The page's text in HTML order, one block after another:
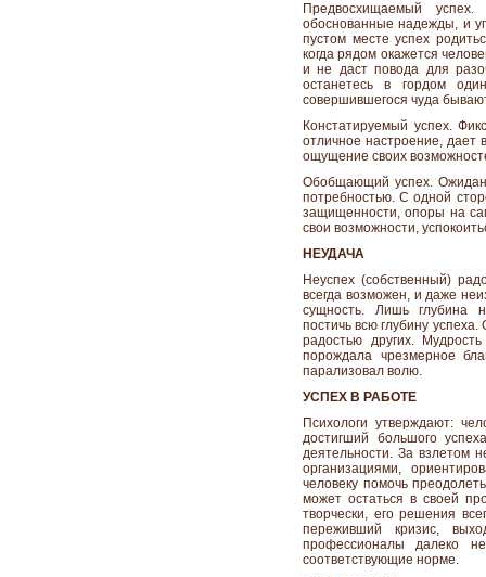
Предвосхищаемый
обоснованные надежды, и
пустом месте успех
когда рядом окажется
и не даст повода для
останетесь в гордом
совершившегося чуда
Констатируемый успех.
отличное настроение, дает
ощущение своих
Обобщающий успех.
потребностью. С одной
защищенности, опоры на
свои возможности,
НЕУДАЧА
Неуспех (собственный)
всегда возможен, и даже
сущность. Лишь глубина
постичь всю глубину
радостью других.
порождала чрезмерное
парализовал волю.
УСПЕХ В РАБОТЕ
Психологи утверждают:
достигший большого
деятельности. За взлетом
организациями,
человеку помочь
может остаться в своей
творчески, его решения
переживший кризис,
профессионалы далеко
соответствующие норме.